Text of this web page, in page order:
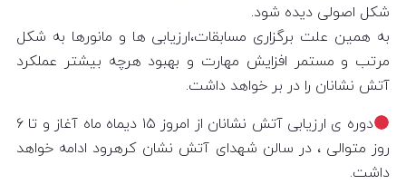
شکل اصولی دیده شود.
به همین علت برگزاری مسابقات،ارزیابی ها و مانورها به شکل
مرتب و مستمر افزایش مهارت و بهبود هرچه بيشتر عملکرد
آتش نشانان را در بر خواهد داشت.
دوره ی ارزیابی آتش نشانان از امروز ۱۵ دیماه ماه آغاز و تا ۶
روز متوالی ، در سالن شهدای آتش نشان کرهرود ادامه خواهد
داشت.